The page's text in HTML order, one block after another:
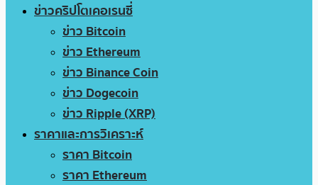
ข่าวคริปโตเคอเรนซี่
ข่าว Bitcoin
ข่าว Ethereum
ข่าว Binance Coin
ข่าว Dogecoin
ข่าว Ripple (XRP)
ราคาและการวิเคราะห์
ราคา Bitcoin
ราคา Ethereum